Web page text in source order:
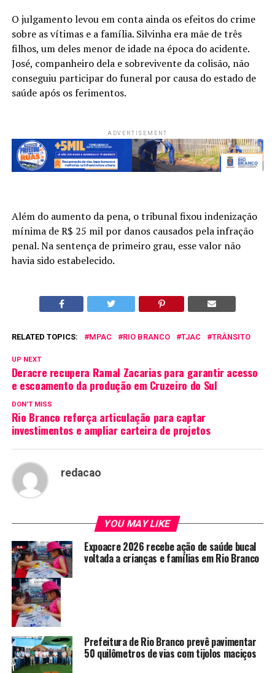
O julgamento levou em conta ainda os efeitos do crime
sobre as vítimas e a família. Silvinha era mãe de três
filhos, um deles menor de idade na época do acidente.
José, companheiro dela e sobrevivente da colisão, não
conseguiu participar do funeral por causa do estado de
saúde após os ferimentos.
ADVERTISEMENT
Além do aumento da pena, o tribunal fixou indenização
mínima de R$ 25 mil por danos causados pela infração
penal. Na sentença de primeiro grau, esse valor não
havia sido estabelecido.
RELATED TOPICS: MPAC RIO BRANCO TJAC TRÂNSITO
UP NEXT
Deracre recupera Ramal Zacarias para garantir acesso
e escoamento da produção em Cruzeiro do Sul
DON'T MISS
Rio Branco reforça articulação para captar
investimentos e ampliar carteira de projetos
redacao
YOU MAY LIKE
Expoacre 2026 recebe ação de saúde bucal
voltada a crianças e famílias em Rio Branco
Prefeitura de Rio Branco prevê pavimentar
50 quilômetros de vias com tijolos maciços